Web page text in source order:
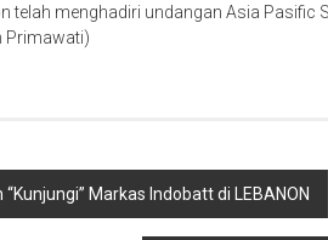
telah menghadiri undangan Asia Pasific
Primawati)
Markas Indobatt di LEBANON